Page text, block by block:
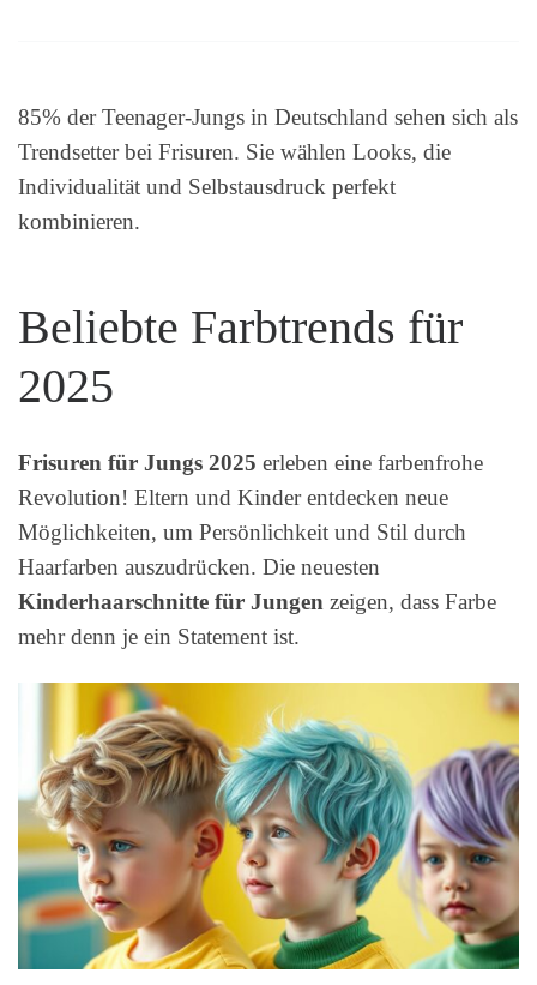
85% der Teenager-Jungs in Deutschland sehen sich als
Trendsetter bei Frisuren. Sie wählen Looks, die
Individualität und Selbstausdruck perfekt
kombinieren.
Beliebte Farbtrends für
2025
Frisuren für Jungs 2025 erleben eine farbenfrohe
Revolution! Eltern und Kinder entdecken neue
Möglichkeiten, um Persönlichkeit und Stil durch
Haarfarben auszudrücken. Die neuesten
Kinderhaarschnitte für Jungen zeigen, dass Farbe
mehr denn je ein Statement ist.